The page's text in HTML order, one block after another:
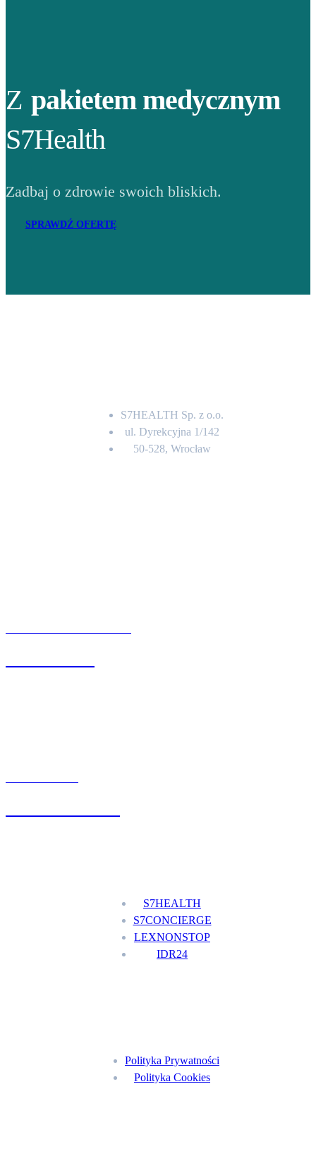
Z pakietem medycznym
S7Health
Zadbaj o zdrowie swoich bliskich.
SPRAWDŹ OFERTĘ
S7HEALTH Sp. z o.o.
ul. Dyrekcyjna 1/142
50-528, Wrocław
S7HEALTH
S7CONCIERGE
LEXNONSTOP
IDR24
Polityka Prywatności
Polityka Cookies